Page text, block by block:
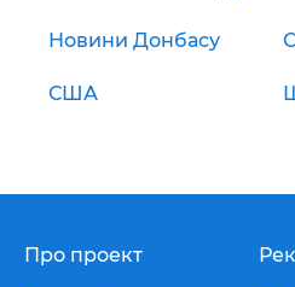
Новини Донбасу
США
Про проект